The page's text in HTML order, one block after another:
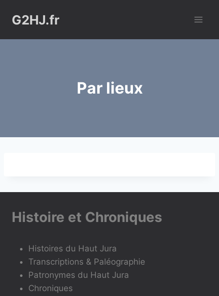
G2HJ.fr
Par lieux
Histoire et Chroniques
Histoires du Haut Jura
Transcriptions & Paléographie
Patronymes du Haut Jura
Chroniques